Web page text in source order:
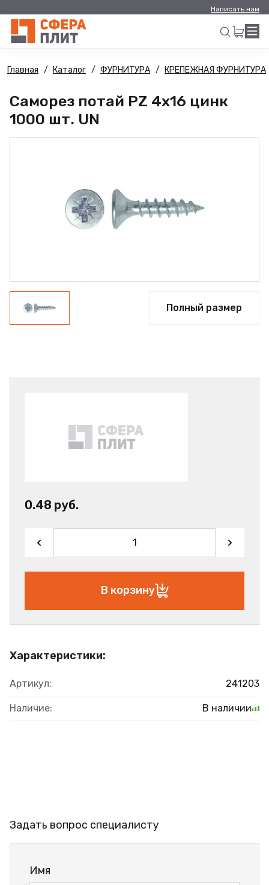
Написать нам
Искать
Главная Каталог ФУРНИТУРА КРЕПЕЖНАЯ ФУРНИТУРА
Саморез потай PZ 4х16 цинк
1000 шт. UN
Полный размер
Характеристики:
Артикул: 241203
Наличие: В наличии
0.48 руб.
В корзину
Задать вопрос специалисту
Имя